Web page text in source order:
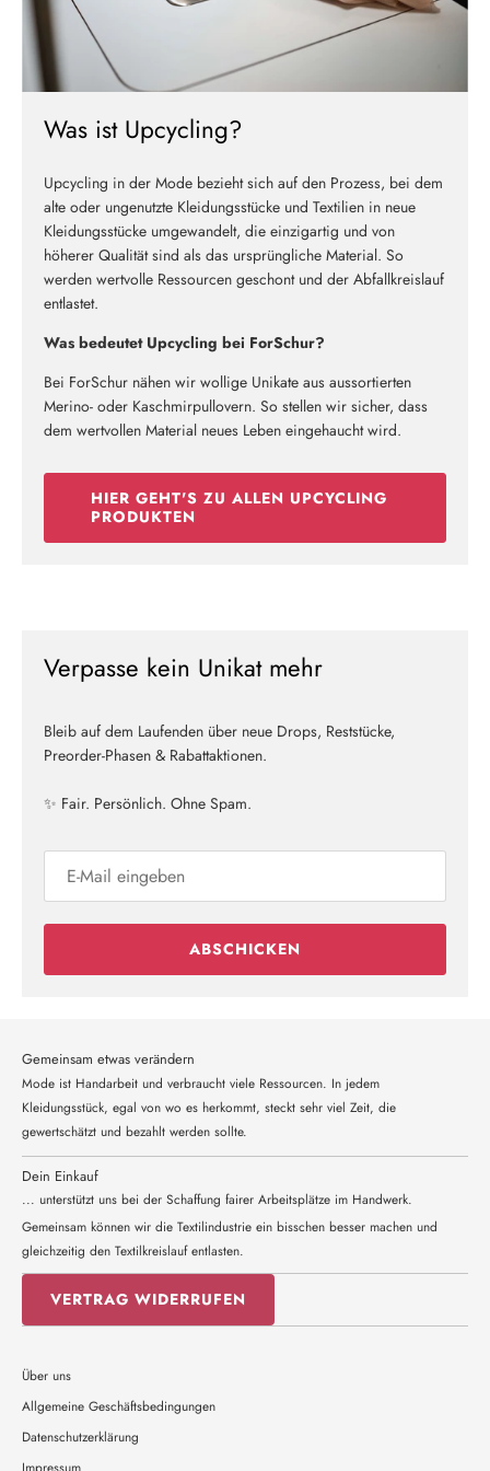
Was ist Upcycling?
Upcycling in der Mode bezieht sich auf den Prozess, bei dem
alte oder ungenutzte Kleidungsstücke und Textilien in neue
Kleidungsstücke umgewandelt, die einzigartig und von
höherer Qualität sind als das ursprüngliche Material. So
werden wertvolle Ressourcen geschont und der Abfallkreislauf
entlastet.
Was bedeutet Upcycling bei ForSchur?
Bei ForSchur nähen wir wollige Unikate aus aussortierten
Merino- oder Kaschmirpullovern. So stellen wir sicher, dass
dem wertvollen Material neues Leben eingehaucht wird.
HIER GEHT'S ZU ALLEN UPCYCLING
PRODUKTEN
Verpasse kein Unikat mehr
Bleib auf dem Laufenden über neue Drops, Reststücke,
Preorder-Phasen & Rabattaktionen.
✨ Fair. Persönlich. Ohne Spam.
ABSCHICKEN
Gemeinsam etwas verändern
Mode ist Handarbeit und verbraucht viele Ressourcen. In jedem
Kleidungsstück, egal von wo es herkommt, steckt sehr viel Zeit, die
gewertschätzt und bezahlt werden sollte.
Dein Einkauf
... unterstützt uns bei der Schaffung fairer Arbeitsplätze im Handwerk.
Gemeinsam können wir die Textilindustrie ein bisschen besser machen und
gleichzeitig den Textilkreislauf entlasten.
VERTRAG WIDERRUFEN
Über uns
Allgemeine Geschäftsbedingungen
Datenschutzerklärung
Impressum